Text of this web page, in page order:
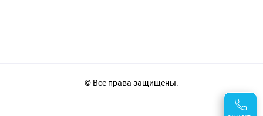
© Все права защищены.